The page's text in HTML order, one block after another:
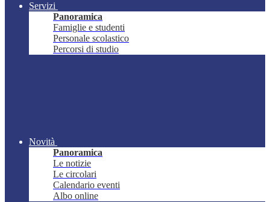
Servizi
Panoramica
Famiglie e studenti
Personale scolastico
Percorsi di studio
Novità
Panoramica
Le notizie
Le circolari
Calendario eventi
Albo online